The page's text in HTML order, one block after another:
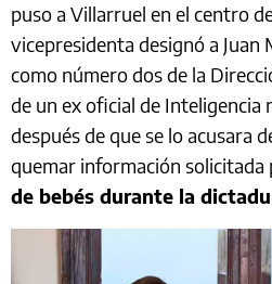
puso a Villarruel en el centro
vicepresidenta designó a Juan
como número dos de la
de un ex oficial de Inteligencia
después de que se lo acusara
quemar información solicitada
de bebés durante la